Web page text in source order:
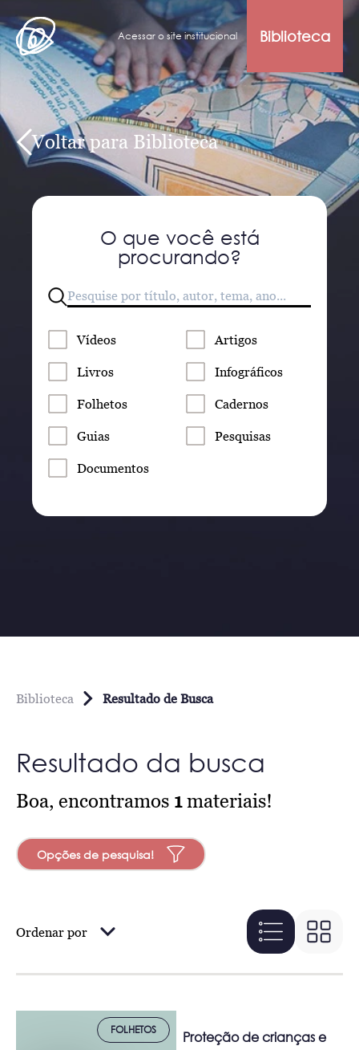
Acessar o site institucional Biblioteca
Voltar para Biblioteca
O que você está
procurando?
Vídeos Artigos
Livros Infográficos
Folhetos Cadernos
Guias Pesquisas
Documentos
Biblioteca Resultado de Busca
Resultado da busca
Boa, encontramos 1materiais!
Opções de pesquisa!
Ordenar por
FOLHETOS
Proteção de crianças e